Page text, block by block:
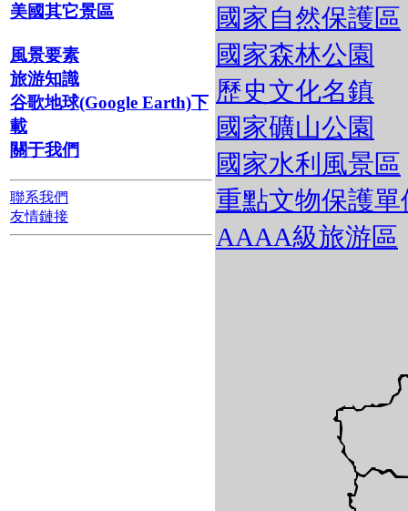
美國其它景區
風景要素
旅游知識
谷歌地球(Google Earth)下
載
關于我們
聯系我們
友情鏈接
國家自然保護區
國家森林公園
歷史文化名鎮
國家礦山公園
國家水利風景區
重點文物保護單
AAAA級旅游區